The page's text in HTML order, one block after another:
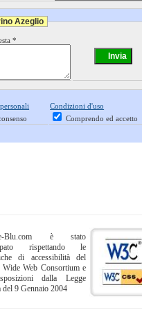
Azeglio
*
Condizioni d'uso
Comprendo ed accetto
Blu.com è stato
rispettando le
di accessibilità del
Web Consortium e
dalla Legge
del 9 Gennaio 2004